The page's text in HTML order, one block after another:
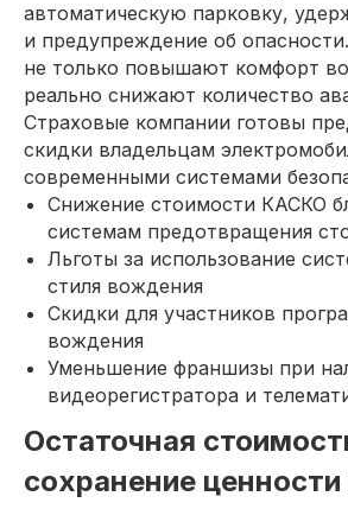
автоматическую парковку,
и предупреждение об
не только повышают комфорт
реально снижают количество
Страховые компании готовы
скидки владельцам
современными системами
Снижение стоимости КАСКО
системам предотвращения
Льготы за использование
стиля вождения
Скидки для участников
вождения
Уменьшение франшизы при
видеорегистратора и
Остаточная
сохранение ценности